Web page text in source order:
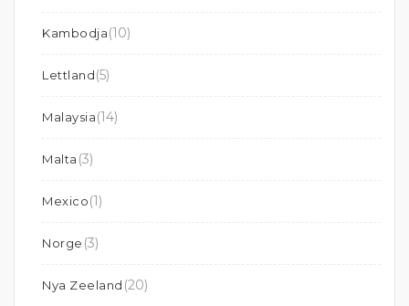
Kambodja(10)
Lettland(5)
Malaysia(14)
Malta (3)
Mexico(1)
Norge (3)
Nya Zeeland (20)